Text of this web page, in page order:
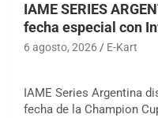
IAME SERIES
fecha especial con
6 agosto, 2026 E-Kart
IAME Series Argentina
fecha de la Champion